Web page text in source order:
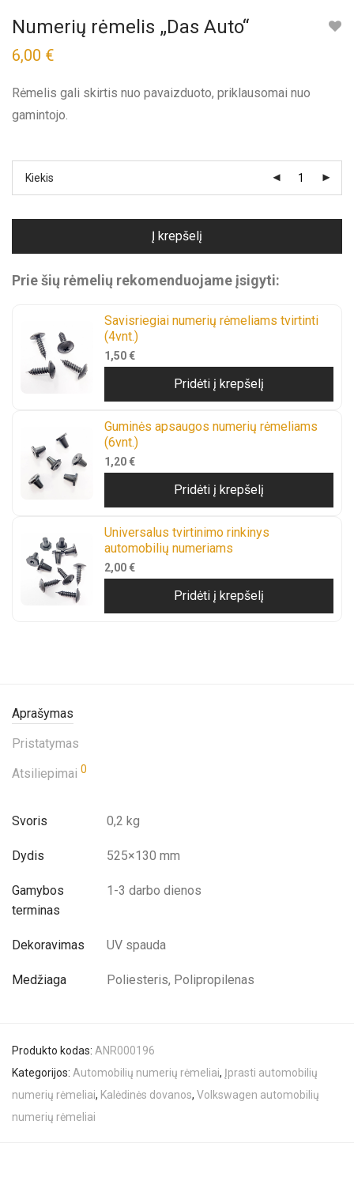
Numerių rėmelis „Das Auto“
6,00 €
Rėmelis gali skirtis nuo pavaizduoto, priklausomai nuo
gamintojo.
Kiekis
Į krepšelį
Prie šių rėmelių rekomenduojame įsigyti:
Savisriegiai numerių rėmeliams tvirtinti
(4vnt.)
1,50 €
Pridėti į krepšelį
Guminės apsaugos numerių rėmeliams
(6vnt.)
1,20 €
Pridėti į krepšelį
Universalus tvirtinimo rinkinys
automobilių numeriams
2,00 €
Pridėti į krepšelį
Aprašymas
Pristatymas
Atsiliepimai 0
Svoris 0,2 kg
Dydis 525×130 mm
Gamybos
terminas
1-3 darbo dienos
Dekoravimas UV spauda
Medžiaga Poliesteris, Polipropilenas
Produkto kodas: ANR000196
Kategorijos: Automobilių numerių rėmeliai, Įprasti automobilių
numerių rėmeliai, Kalėdinės dovanos, Volkswagen automobilių
numerių rėmeliai